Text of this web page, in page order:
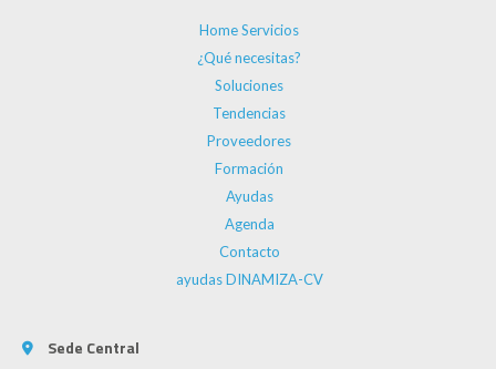
Home Servicios
¿Qué necesitas?
Soluciones
Tendencias
Proveedores
Formación
Ayudas
Agenda
Contacto
ayudas DINAMIZA-CV
Sede Central